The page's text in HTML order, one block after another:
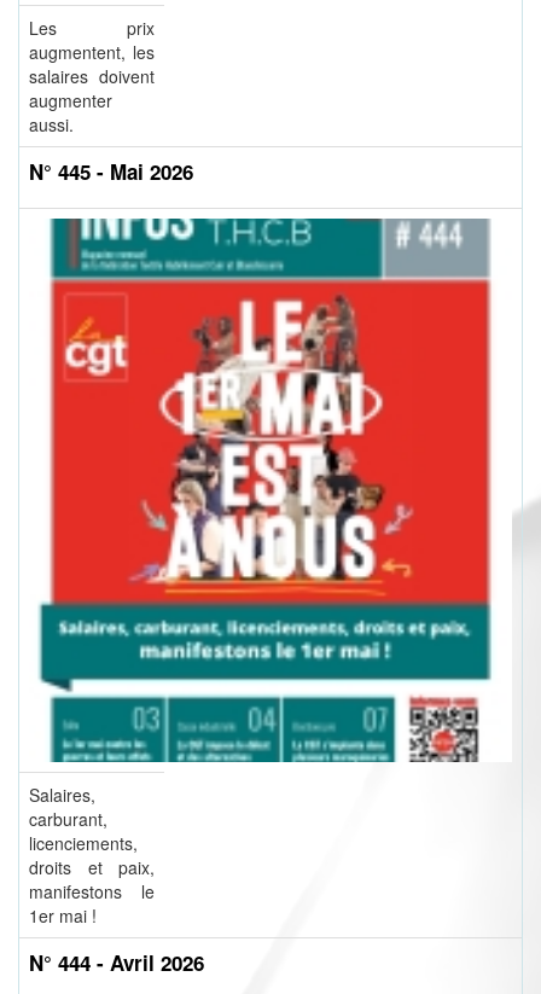
Les prix
augmentent, les
salaires doivent
augmenter
aussi.
N° 445 - Mai 2026
Salaires,
carburant,
licenciements,
droits et paix,
manifestons le
1er mai !
N° 444 - Avril 2026